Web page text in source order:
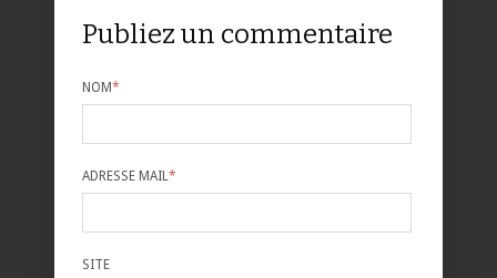
Publiez un commentaire
NOM*
ADRESSE MAIL*
SITE